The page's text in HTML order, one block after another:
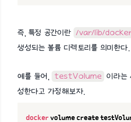
즉, 특정 공간이란 /var/lib/
생성되는 볼륨 디렉토리를 의미한다.
예를 들어, testVolume 이라는
성한다고 가정해보자.
docker volume create